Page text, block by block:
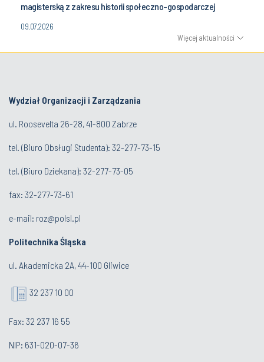
magisterską z zakresu historii społeczno-gospodarczej
09.07.2026
Więcej aktualności
Wydział Organizacji i Zarządzania
ul. Roosevelta 26-28, 41-800 Zabrze
tel. (Biuro Obsługi Studenta): 32-277-73-15
tel. (Biuro Dziekana): 32-277-73-05
fax: 32-277-73-61
e-mail: roz@polsl.pl
Politechnika Śląska
ul. Akademicka 2A, 44-100 Gliwice
32 237 10 00
Fax: 32 237 16 55
NIP: 631-020-07-36